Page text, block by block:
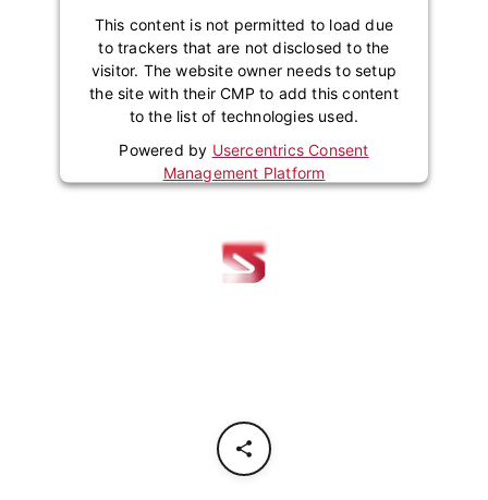
This content is not permitted to load due
to trackers that are not disclosed to the
visitor. The website owner needs to setup
the site with their CMP to add this content
to the list of technologies used.
Powered by Usercentrics Consent
Management Platform